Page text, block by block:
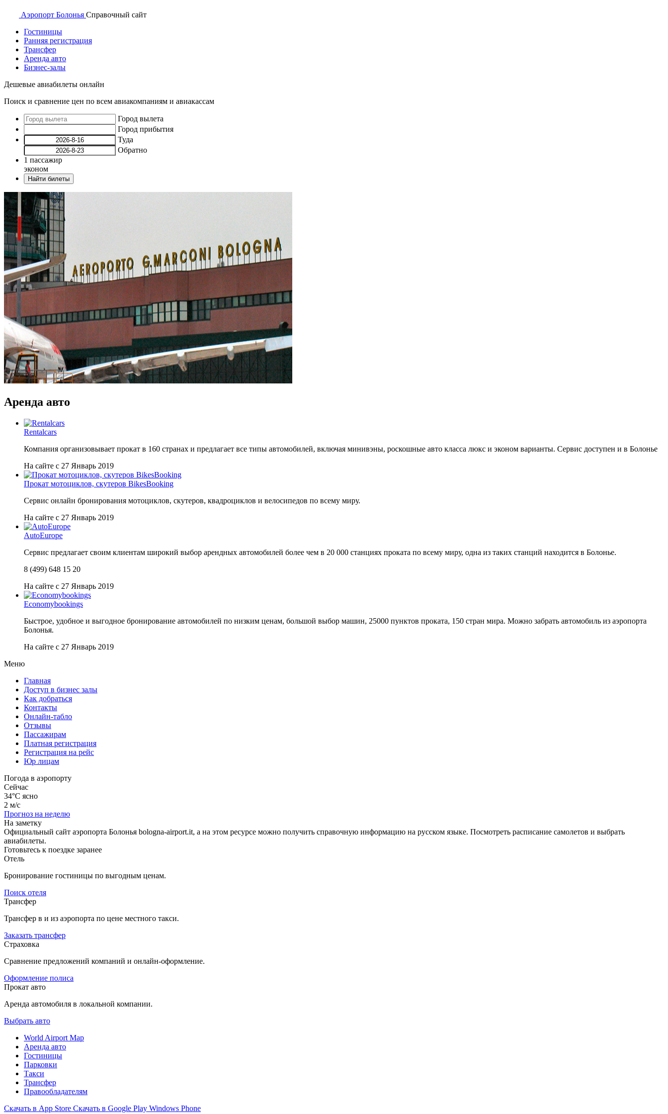
Аэропорт Болонья Справочный сайт
Гостиницы
Ранняя регистрация
Трансфер
Аренда авто
Бизнес-залы
Дешевые авиабилеты онлайн
Поиск и сравнение цен по всем авиакомпаниям и авиакассам
Город вылета
Город прибытия
Туда
Обратно
1 пассажир
эконом
Найти билеты
Аренда авто
Rentalcars
Компания организовывает прокат в 160 странах и предлагает все типы автомобилей, включая минивэны, роскошные авто класса люкс и эконом варианты. Сервис доступен и в Болонье
На сайте с 27 Январь 2019
Прокат мотоциклов, скутеров BikesBooking
Сервис онлайн бронирования мотоциклов, скутеров, квадроциклов и велосипедов по всему миру.
На сайте с 27 Январь 2019
AutoEurope
Сервис предлагает своим клиентам широкий выбор арендных автомобилей более чем в 20 000 станциях проката по всему миру, одна из таких станций находится в Болонье.
8 (499) 648 15 20
На сайте с 27 Январь 2019
Economybookings
Быстрое, удобное и выгодное бронирование автомобилей по низким ценам, большой выбор машин, 25000 пунктов проката, 150 стран мира. Можно забрать автомобиль из аэропорта
Болонья.
На сайте с 27 Январь 2019
Меню
Главная
Доступ в бизнес залы
Как добраться
Контакты
Онлайн-табло
Отзывы
Пассажирам
Платная регистрация
Регистрация на рейс
Юр лицам
Погода в аэропорту
Сейчас
34°C ясно
2 м/с
Прогноз на неделю
На заметку
Официальный сайт аэропорта Болонья bologna-airport.it, а на этом ресурсе можно получить справочную информацию на русском языке. Посмотреть расписание самолетов и выбрать
авиабилеты.
Готовьтесь к поездке заранее
Отель
Бронирование гостиницы по выгодным ценам.
Поиск отеля
Трансфер
Трансфер в и из аэропорта по цене местного такси.
Заказать трансфер
Страховка
Сравнение предложений компаний и онлайн-оформление.
Оформление полиса
Прокат авто
Аренда автомобиля в локальной компании.
Выбрать авто
World Airport Map
Аренда авто
Гостиницы
Парковки
Такси
Трансфер
Правообладателям
Скачать в App Store Скачать в Google Play Windows Phone